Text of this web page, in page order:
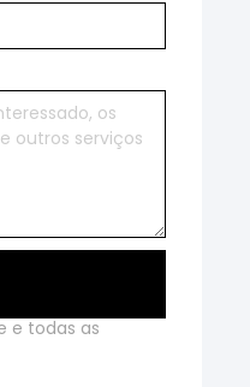
e todas as